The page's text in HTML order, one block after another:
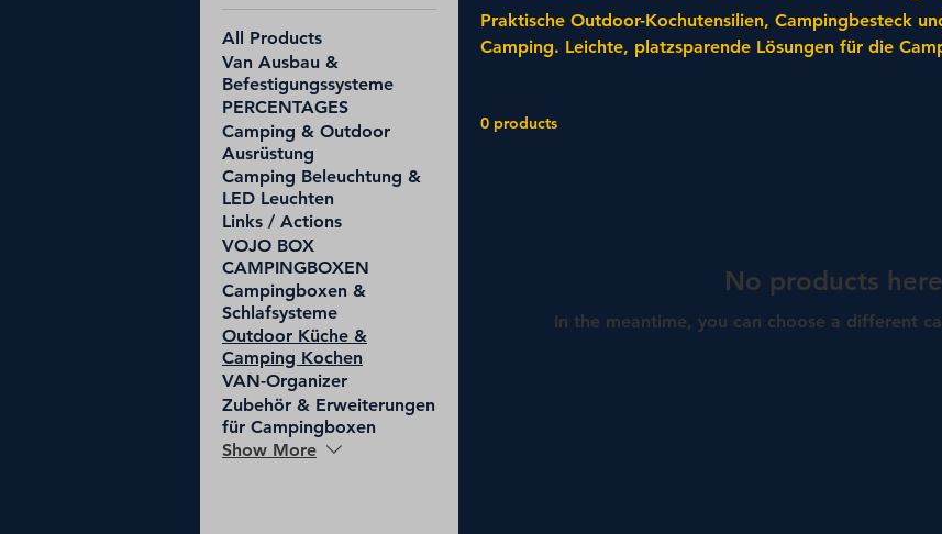
All Products
Van Ausbau &
Befestigungssysteme
PERCENTAGES
Camping & Outdoor
Ausrüstung
Camping Beleuchtung &
LED Leuchten
Links / Actions
VOJO BOX
CAMPINGBOXEN
Campingboxen &
Schlafsysteme
Outdoor Küche &
Camping Kochen
VAN-Organizer
Zubehör & Erweiterungen
für Campingboxen
Show More
Praktische Outdoor-Kochutensilien, Campingbesteck
Camping. Leichte, platzsparende Lösungen für die
0 products
No products
In the meantime, you can choose a different